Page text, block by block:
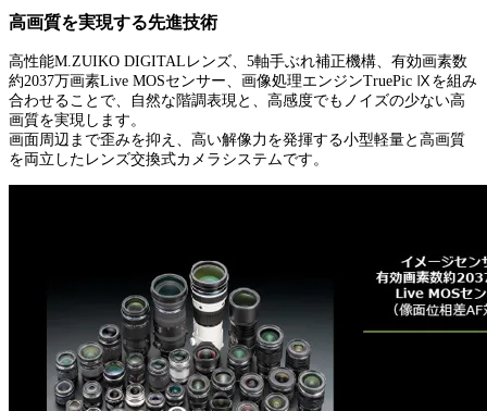
高画質を実現する先進技術
高性能M.ZUIKO DIGITALレンズ、5軸手ぶれ補正機構、有効画素数
約2037万画素Live MOSセンサー、画像処理エンジンTruePic Ⅸを組み
合わせることで、自然な階調表現と、高感度でもノイズの少ない高
画質を実現します。
画面周辺まで歪みを抑え、高い解像力を発揮する小型軽量と高画質
を両立したレンズ交換式カメラシステムです。